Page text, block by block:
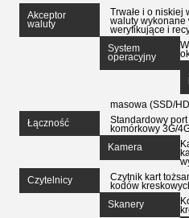
Akceptor
waluty
Trwałe i o niskiej
waluty wykonane
weryfikujące i
System
operacyjny
masowa (SSD/
Łączność
Standardowy
komórkowy 3G/
Kamera
Czytelnicy
Czytnik kart
kodów
Skanery